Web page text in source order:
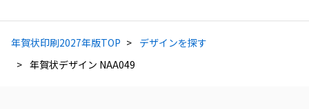
年賀状印刷2027年版TOP
デザインを探す
年賀状デザイン NAA049